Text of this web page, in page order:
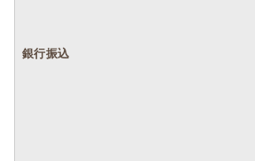
銀行振込